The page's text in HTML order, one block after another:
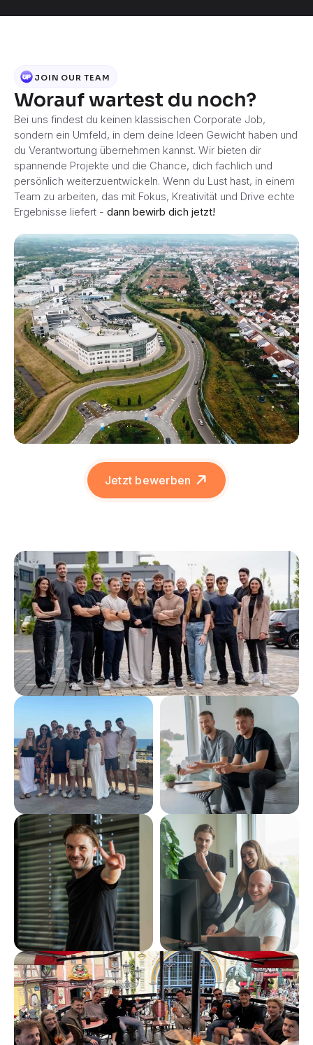
JOIN OUR TEAM
Worauf wartest du noch?
Bei uns findest du keinen klassischen Corporate Job,
sondern ein Umfeld, in dem deine Ideen Gewicht haben und
du Verantwortung übernehmen kannst. Wir bieten dir
spannende Projekte und die Chance, dich fachlich und
persönlich weiterzuentwickeln. Wenn du Lust hast, in einem
Team zu arbeiten, das mit Fokus, Kreativität und Drive echte
Ergebnisse liefert - dann bewirb dich jetzt!
Jetzt bewerben